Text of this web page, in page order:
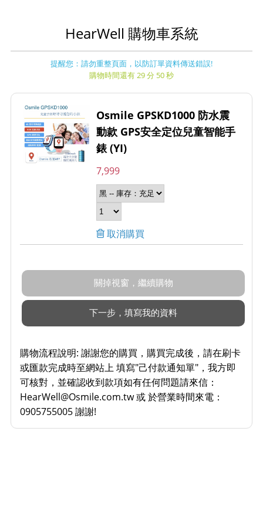
HearWell 購物車系統
提醒您：請勿重整頁面，以防訂單資料傳送錯誤!
購物時間還有 29 分 50 秒
Osmile GPSKD1000 防水震
動款 GPS安全定位兒童智能手
錶 (YI)
7,999
取消購買
購物流程說明: 謝謝您的購買，購買完成後，請在刷卡
或匯款完成時至網站上 填寫"己付款通知單"，我方即
可核對，並確認收到款項如有任何問題請來信：
HearWell@Osmile.com.tw 或 於營業時間來電：
0905755005 謝謝!